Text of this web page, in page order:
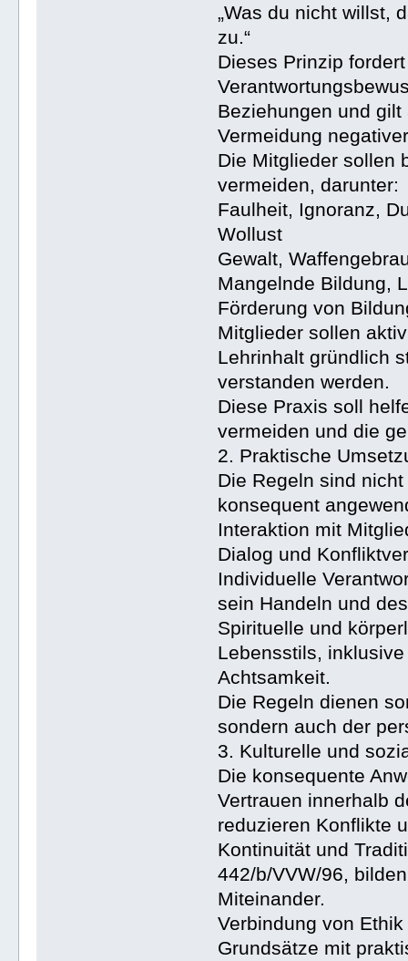
„Was du nicht willst,
zu.“
Dieses Prinzip
Beziehungen und
Vermeidung
Die Mitglieder sollen
vermeiden, darunter:
Faulheit, Ignoranz,
Wollust
Gewalt,
Mangelnde Bildung,
Förderung von
Mitglieder sollen
Lehrinhalt gründlich
verstanden werden.
Diese Praxis soll
vermeiden und die
2. Praktische
Die Regeln sind
konsequent
Interaktion mit
Dialog und
Individuelle
sein Handeln und
Spirituelle und
Lebensstils,
Achtsamkeit.
Die Regeln dienen
sondern auch der
3. Kulturelle und
Die konsequente
Vertrauen innerhalb
reduzieren Konflikte
Kontinuität und
442/b/VVW/96,
Miteinander.
Verbindung von
Grundsätze mit